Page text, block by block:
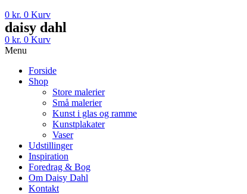
0 kr. 0 Kurv
daisy dahl
0 kr. 0 Kurv
Menu
Forside
Shop
Store malerier
Små malerier
Kunst i glas og ramme
Kunstplakater
Vaser
Udstillinger
Inspiration
Foredrag & Bog
Om Daisy Dahl
Kontakt